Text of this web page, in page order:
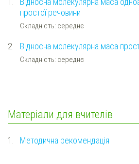
простої речовини
Складність: середнє
2. Відносна молекулярна маса
Складність: середнє
Матеріали для вчителів
1. Методична рекомендація